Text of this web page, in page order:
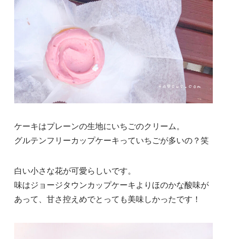
ケーキはプレーンの生地にいちごのクリーム。
グルテンフリーカップケーキっていちごが多いの？笑
白い小さな花が可愛らしいです。
味はジョージタウンカップケーキよりほのかな酸味が
あって、甘さ控えめでとっても美味しかったです！